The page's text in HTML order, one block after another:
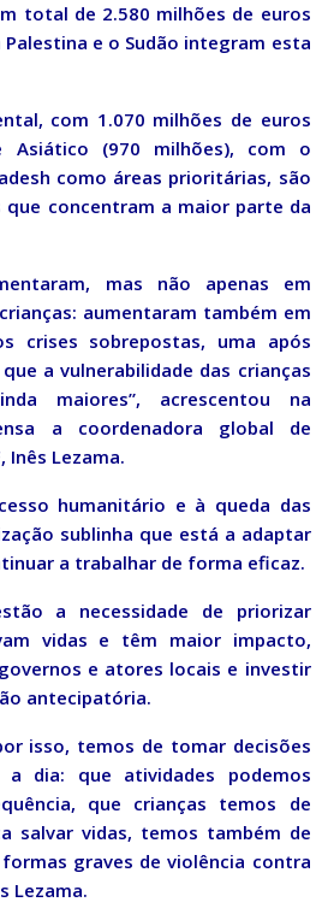
total de 2.580 milhões de euros
e o Sudão integram esta
com 1.070 milhões de euros
Asiático (970 milhões), com o
como áreas prioritárias, são
concentram a maior parte da
mas não apenas em
aumentaram também em
crises sobrepostas, uma após
a vulnerabilidade das crianças
maiores”, acrescentou na
a coordenadora global de
Inês Lezama.
humanitário e à queda das
sublinha que está a adaptar
a trabalhar de forma eficaz.
a necessidade de priorizar
vidas e têm maior impacto,
e atores locais e investir
antecipatória.
isso, temos de tomar decisões
dia: que atividades podemos
que crianças temos de
salvar vidas, temos também de
graves de violência contra
Lezama.